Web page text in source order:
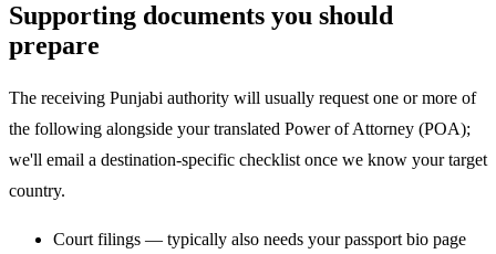
Supporting documents you should
prepare
The receiving Punjabi authority will usually request one or more of
the following alongside your translated Power of Attorney (POA);
we'll email a destination-specific checklist once we know your target
country.
Court filings — typically also needs your passport bio page